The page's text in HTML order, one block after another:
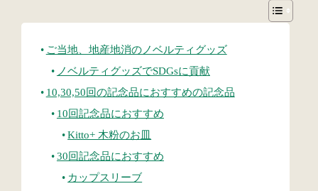
ご当地、地産地消のノベルティグッズ
ノベルティグッズでSDGsに貢献
10,30,50回の記念品におすすめの記念品
10回記念品におすすめ
Kitto+ 木粉のお皿
30回記念品におすすめ
カップスリーブ